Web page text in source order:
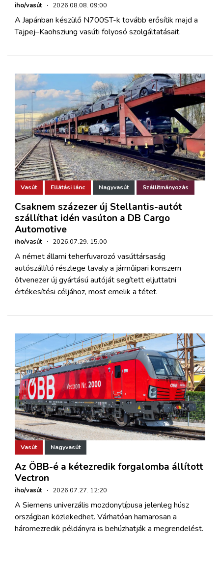
iho/vasút · 2026.08.08. 09:00
A Japánban készülő N700ST-k tovább erősítik majd a
Tajpej–Kaohsziung vasúti folyosó szolgáltatásait.
Vasút Ellátási lánc Nagyvasút Szállítmányozás
Csaknem százezer új Stellantis-autót
szállíthat idén vasúton a DB Cargo
Automotive
iho/vasút · 2026.07.29. 15:00
A német állami teherfuvarozó vasúttársaság
autószállító részlege tavaly a járműipari konszern
ötvenezer új gyártású autóját segített eljuttatni
értékesítési céljához, most emelik a tétet.
Vasút Nagyvasút
Az ÖBB-é a kétezredik forgalomba állított
Vectron
iho/vasút · 2026.07.27. 12:20
A Siemens univerzális mozdonytípusa jelenleg húsz
országban közlekedhet. Várhatóan hamarosan a
háromezredik példányra is behúzhatják a megrendelést.